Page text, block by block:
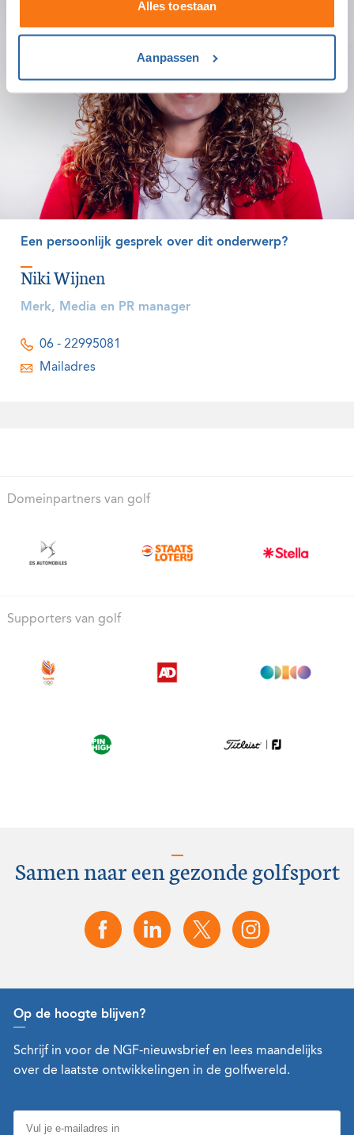
Alles toestaan
Aanpassen
Een persoonlijk gesprek over dit onderwerp?
Niki Wijnen
Merk, Media en PR manager
06 - 22995081
Mailadres
Domeinpartners van golf
Supporters van golf
Samen naar een gezonde golfsport
Op de hoogte blijven?
Schrijf in voor de NGF-nieuwsbrief en lees maandelijks
over de laatste ontwikkelingen in de golfwereld.